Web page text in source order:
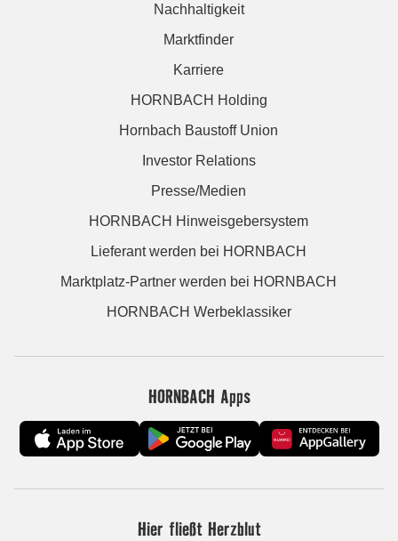
Nachhaltigkeit
Marktfinder
Karriere
HORNBACH Holding
Hornbach Baustoff Union
Investor Relations
Presse/Medien
HORNBACH Hinweisgebersystem
Lieferant werden bei HORNBACH
Marktplatz-Partner werden bei HORNBACH
HORNBACH Werbeklassiker
HORNBACH Apps
Hier fließt Herzblut